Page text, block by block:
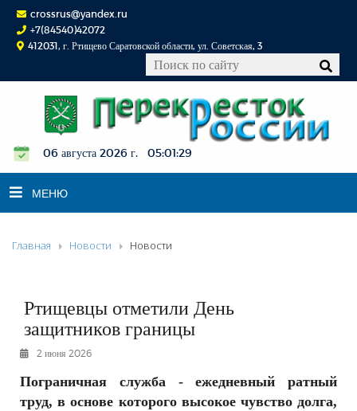
crossrus@yandex.ru
+7(84540)42072
412031, г. Ртищево Саратовской области, ул. Советская, 3
06 августа 2026 г. 05:01:29
МЕНЮ
НОВОСТИ
К СВЕДЕНИЮ
КОНКУРСЫ
ФОТОРЕПОРТАЖИ
ОБЪЯВЛЕНИЯ
Главная Новости Новости
Ртищевцы отметили День
защитников границы
2 июня 2026
Пограничная служба - ежедневный ратный
труд, в основе которого высокое чувство долга,